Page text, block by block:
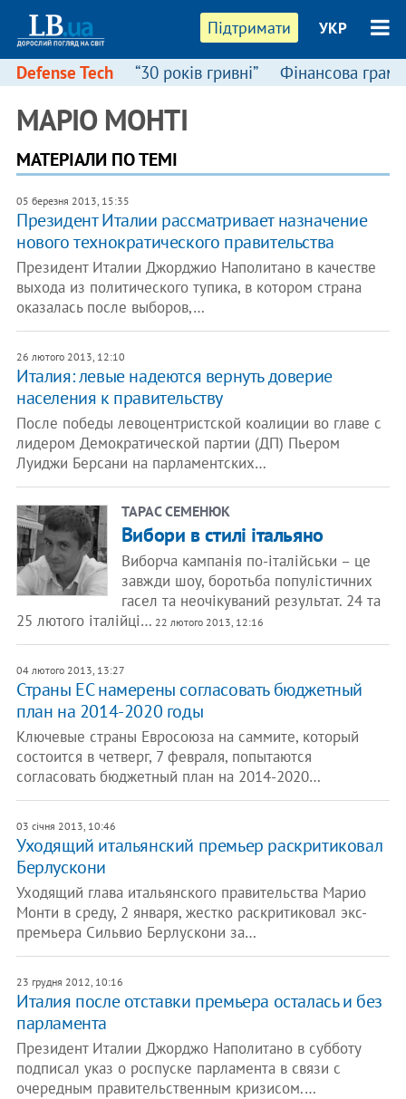
Підтримати УКР
Defense Tech “30 років гривні” Фінансова
МАРІО МОНТІ
МАТЕРІАЛИ ПО ТЕМІ
05 березня 2013, 15:35
Президент Италии рассматривает назначение
нового технократического правительства
Президент Италии Джорджио Наполитано в качестве
выхода из политического тупика, в котором страна
оказалась после выборов,…
26 лютого 2013, 12:10
Италия: левые надеются вернуть доверие
населения к правительству
После победы левоцентристской коалиции во главе с
лидером Демократической партии (ДП) Пьером
Луиджи Берсани на парламентских…
ТАРАС СЕМЕНЮК
Вибори в стилі італьяно
Виборча кампанія по-італійськи – це
завжди шоу, боротьба популістичних
гасел та неочікуваний результат. 24 та
25 лютого італійці… 22 лютого 2013, 12:16
04 лютого 2013, 13:27
​Страны ЕС намерены согласовать бюджетный
план на 2014-2020 годы
Ключевые страны Евросоюза на саммите, который
состоится в четверг, 7 февраля, попытаются
согласовать бюджетный план на 2014-2020…
03 січня 2013, 10:46
Уходящий итальянский премьер раскритиковал
Берлускони
Уходящий глава итальянского правительства Марио
Монти в среду, 2 января, жестко раскритиковал экс-
премьера Сильвио Берлускони за…
23 грудня 2012, 10:16
Италия после отставки премьера осталась и без
парламента
Президент Италии Джорджо Наполитано в субботу
подписал указ о роспуске парламента в связи с
очередным правительственным кризисом.…